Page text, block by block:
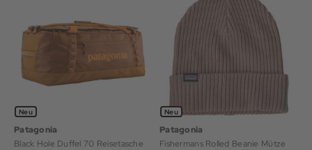
Neu
Patagonia
Black Hole Duffel 70 Reisetasche
Neu
Patagonia
Fishermans Rolled Beanie Mütze